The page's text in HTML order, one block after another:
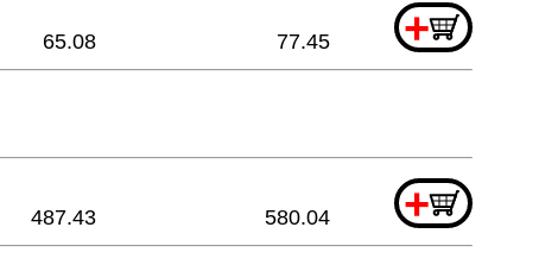
+
65.08 77.45
+
487.43 580.04